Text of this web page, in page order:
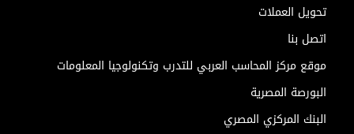
تحويل العملات
اتصل بنا
موقع مركز المحاسب العربي للتدرب وتكنولوجيا المعلومات
البورصة المصرية
البنك المركزي المصري